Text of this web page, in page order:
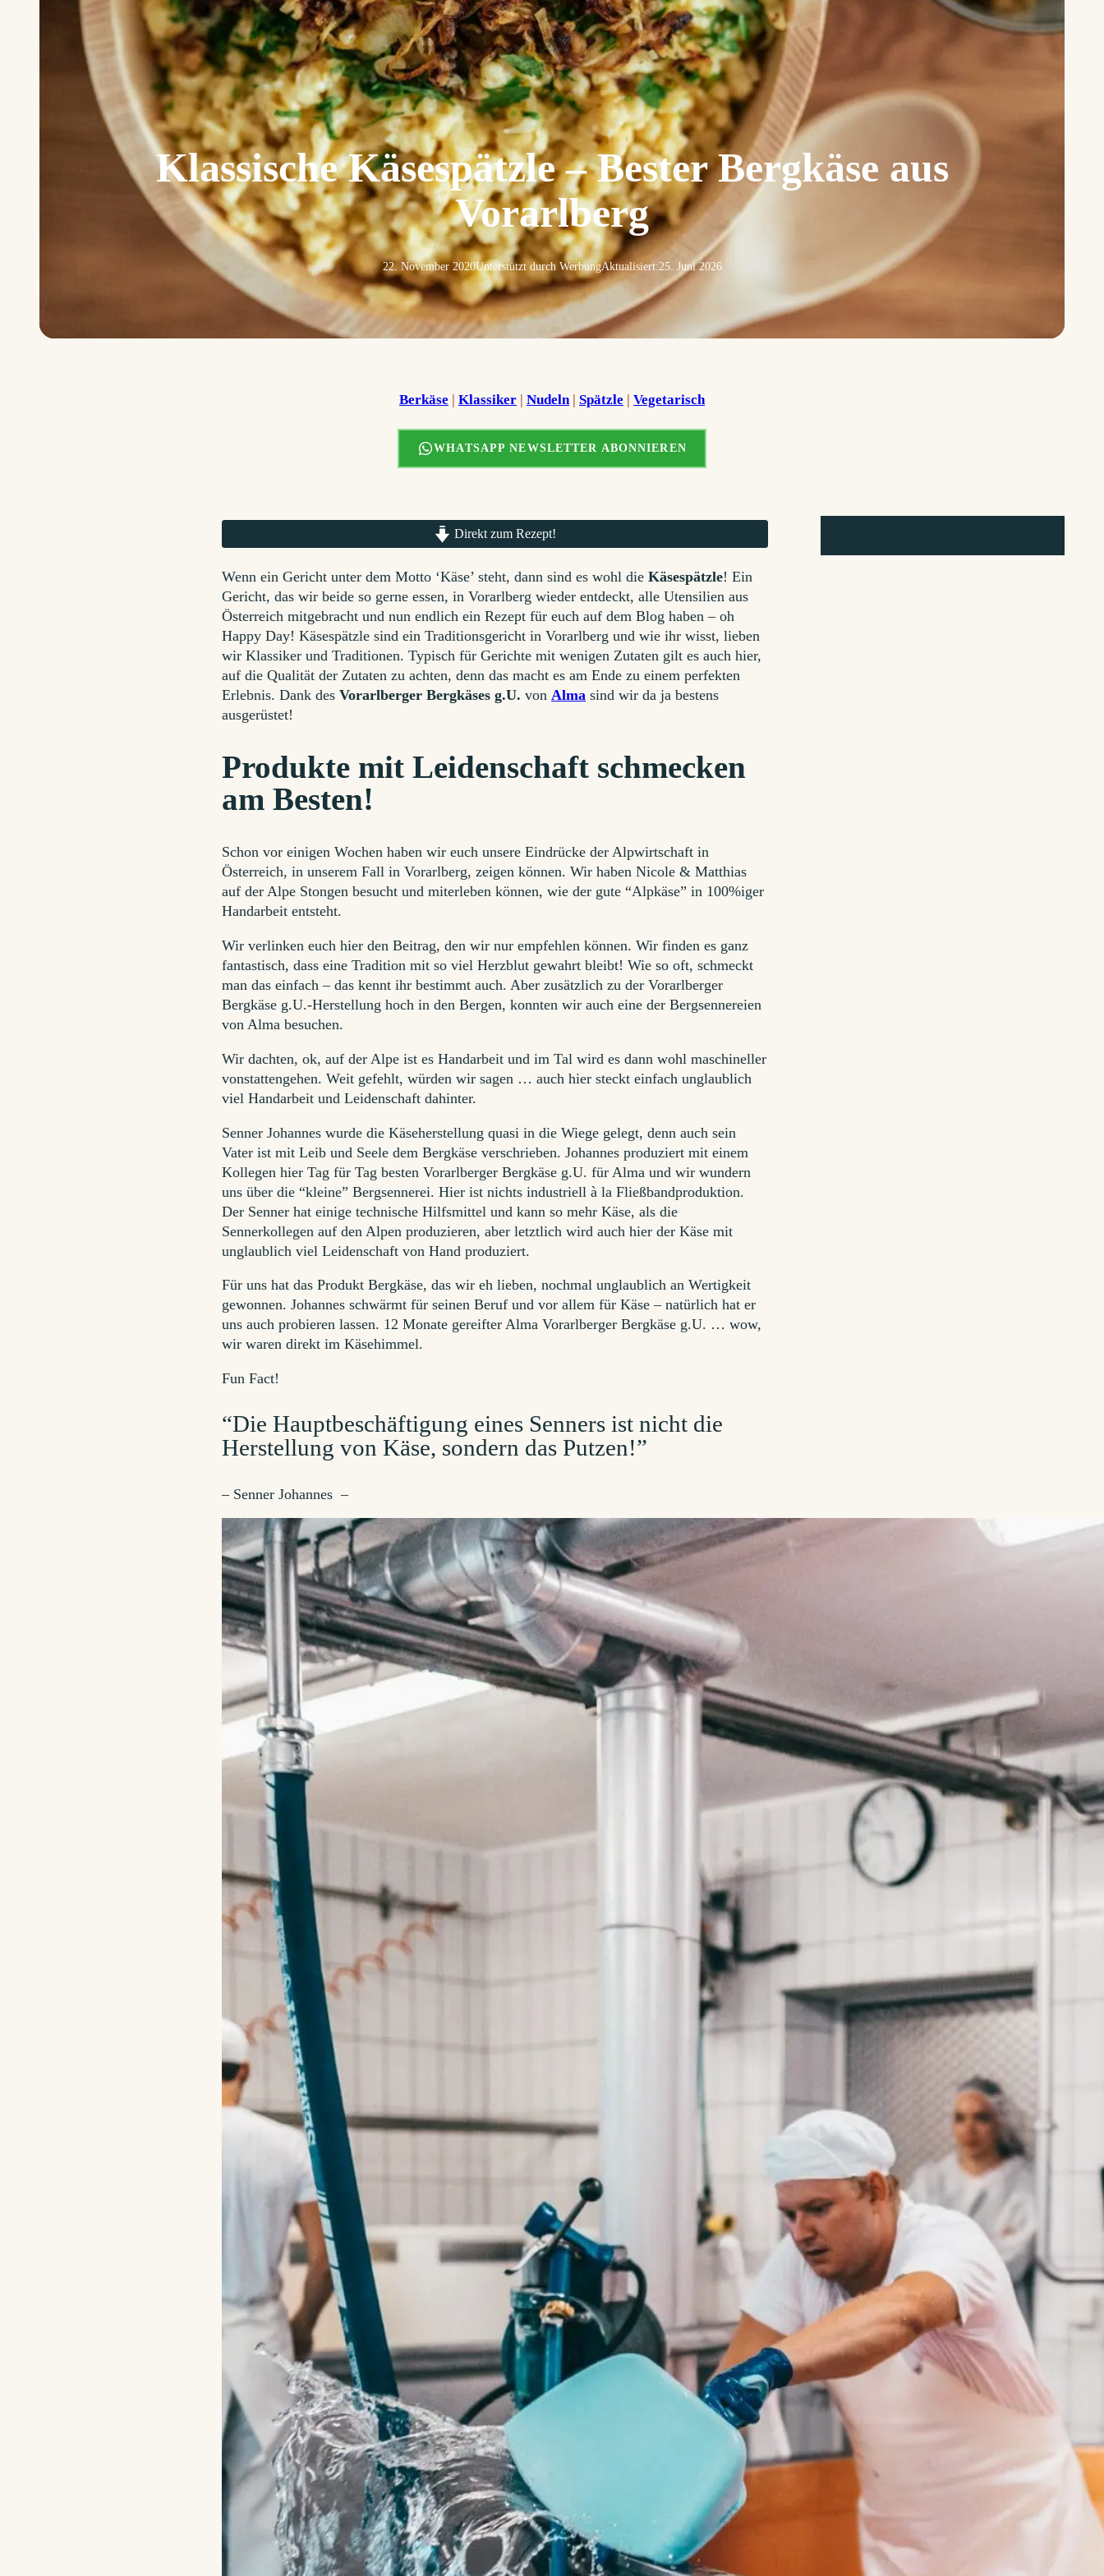
Klassische Käsespätzle – Bester Bergkäse aus
Vorarlberg
22. November 2020Unterstützt durch WerbungAktualisiert:25. Juni 2026
Berkäse Klassiker Nudeln | Spätzle Vegetarisch
WHATSAPP NEWSLETTER ABONNIEREN
Direkt zum Rezept!
Wenn ein Gericht unter dem Motto ‘Käse’ steht, dann sind es wohl dieKäsespätzle! Ein
Gericht, das wir beide so gerne essen, in Vorarlberg wieder entdeckt, alle Utensilien aus
Österreich mitgebracht und nun endlich ein Rezept für euch auf dem Blog haben – oh
Happy Day! Käsespätzle sind ein Traditionsgericht in Vorarlberg und wie ihr wisst, lieben
wir Klassiker und Traditionen. Typisch für Gerichte mit wenigen Zutaten gilt es auch hier,
auf die Qualität der Zutaten zu achten, denn das macht es am Ende zu einem perfekten
Erlebnis. Dank desVorarlberger Bergkäses g.U. von Alma sind wir da ja bestens
ausgerüstet!
Produkte mit Leidenschaft schmecken
am Besten!
Schon vor einigen Wochen haben wir euch unsere Eindrücke der Alpwirtschaft in
Österreich, in unserem Fall in Vorarlberg, zeigen können. Wir haben Nicole & Matthias
auf der Alpe Stongen besucht und miterleben können, wie der gute “Alpkäse” in 100%iger
Handarbeit entsteht.
Wir verlinken euch hier den Beitrag, den wir nur empfehlen können. Wir finden es ganz
fantastisch, dass eine Tradition mit so viel Herzblut gewahrt bleibt! Wie so oft, schmeckt
man das einfach – das kennt ihr bestimmt auch. Aber zusätzlich zu der Vorarlberger
Bergkäse g.U.-Herstellung hoch in den Bergen, konnten wir auch eine der Bergsennereien
von Alma besuchen.
Wir dachten, ok, auf der Alpe ist es Handarbeit und im Tal wird es dann wohl maschineller
vonstattengehen. Weit gefehlt, würden wir sagen … auch hier steckt einfach unglaublich
viel Handarbeit und Leidenschaft dahinter.
Senner Johannes wurde die Käseherstellung quasi in die Wiege gelegt, denn auch sein
Vater ist mit Leib und Seele dem Bergkäse verschrieben. Johannes produziert mit einem
Kollegen hier Tag für Tag besten Vorarlberger Bergkäse g.U. für Alma und wir wundern
uns über die “kleine” Bergsennerei. Hier ist nichts industriell à la Fließbandproduktion.
Der Senner hat einige technische Hilfsmittel und kann so mehr Käse, als die
Sennerkollegen auf den Alpen produzieren, aber letztlich wird auch hier der Käse mit
unglaublich viel Leidenschaft von Hand produziert.
Für uns hat das Produkt Bergkäse, das wir eh lieben, nochmal unglaublich an Wertigkeit
gewonnen. Johannes schwärmt für seinen Beruf und vor allem für Käse – natürlich hat er
uns auch probieren lassen. 12 Monate gereifter Alma Vorarlberger Bergkäse g.U. … wow,
wir waren direkt im Käsehimmel.
Fun Fact!
“Die Hauptbeschäftigung eines Senners ist nicht die
Herstellung von Käse, sondern das Putzen!”
– Senner Johannes –